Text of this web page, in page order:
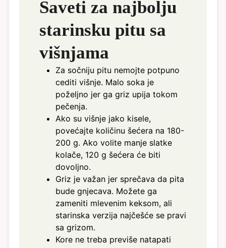
Saveti za najbolju
starinsku pitu sa
višnjama
Za sočniju pitu nemojte potpuno
cediti višnje. Malo soka je
poželjno jer ga griz upija tokom
pečenja.
Ako su višnje jako kisele,
povećajte količinu šećera na 180-
200 g. Ako volite manje slatke
kolače, 120 g šećera će biti
dovoljno.
Griz je važan jer sprečava da pita
bude gnjecava. Možete ga
zameniti mlevenim keksom, ali
starinska verzija najčešće se pravi
sa grizom.
Kore ne treba previše natapati